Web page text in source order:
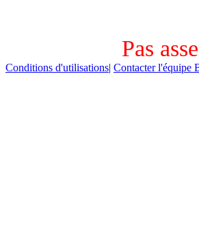
Pas
Conditions d'utilisations| Contacter l'équipe